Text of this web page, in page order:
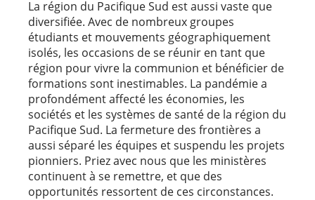
La région du Pacifique Sud est aussi vaste que
diversifiée. Avec de nombreux groupes
étudiants et mouvements géographiquement
isolés, les occasions de se réunir en tant que
région pour vivre la communion et bénéficier de
formations sont inestimables. La pandémie a
profondément affecté les économies, les
sociétés et les systèmes de santé de la région du
Pacifique Sud. La fermeture des frontières a
aussi séparé les équipes et suspendu les projets
pionniers. Priez avec nous que les ministères
continuent à se remettre, et que des
opportunités ressortent de ces circonstances.